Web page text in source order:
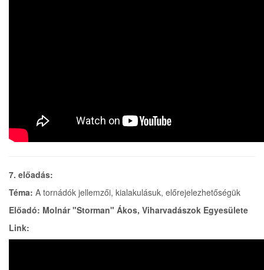
7. előadás:
Téma: A tornádók jellemzői, kialakulásuk, előrejelezhetőségük
Előadó: Molnár "Storman" Ákos, Viharvadászok Egyesülete
Link: